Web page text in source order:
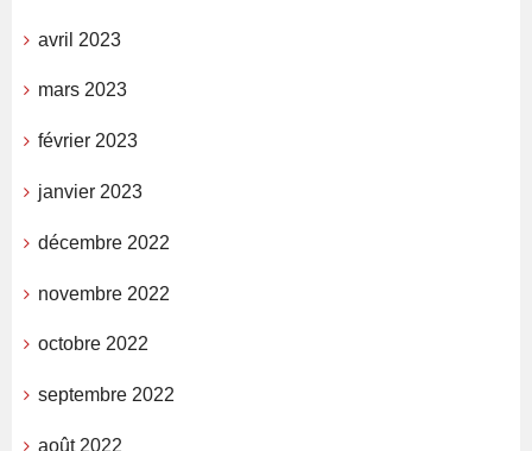
avril 2023
mars 2023
février 2023
janvier 2023
décembre 2022
novembre 2022
octobre 2022
septembre 2022
août 2022